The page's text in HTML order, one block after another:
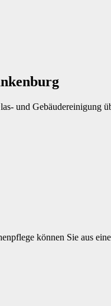
und Gebäudereinigung
können Sie aus